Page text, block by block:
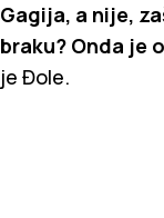
Gagija, a nije,
braku? Onda je
je Đole.